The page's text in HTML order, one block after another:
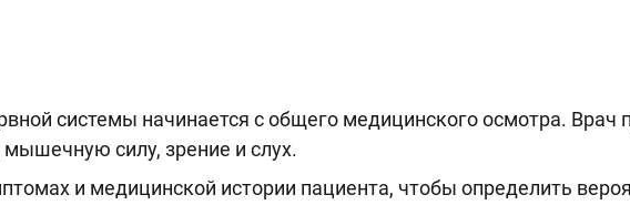
системы начинается с общего медицинского осмотра.
силу, зрение и слух.
и медицинской истории пациента, чтобы определить